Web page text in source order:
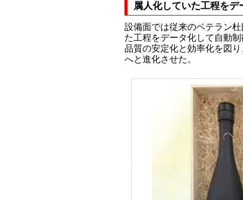
属人化していた工程を
設備面では従来のベテラン
た工程をデータ化して自動
品質の安定化と効率化を図
へと進化させた。